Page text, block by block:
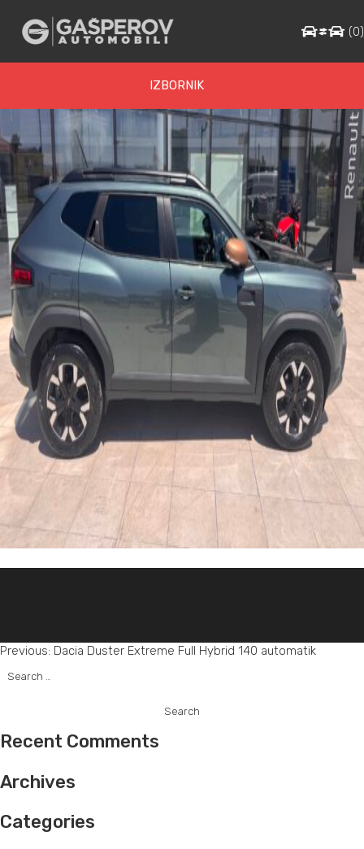
IZBORNIK
(0)
Post
navigation
Previous: Dacia Duster Extreme Full Hybrid 140 automatik
for:
Recent Comments
Archives
Categories